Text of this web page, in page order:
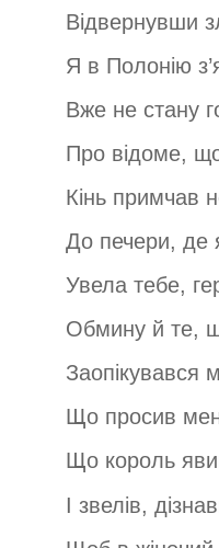
Відвернувши
Я в Полонію
Вже не стану
Про відоме,
Кінь примчав
До печери, де
Увела тебе,
Обмину й те,
Заопікувався
Що просив
Що король
І звелів,